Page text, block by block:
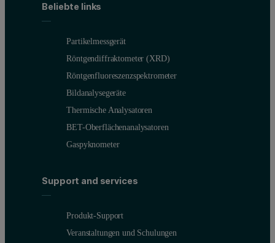
Beliebte links
Partikelmessgerät
Röntgendiffraktometer (XRD)
Röntgenfluoreszenzspektrometer
Bildanalysegeräte
Thermische Analysatoren
BET-Oberflächenanalysatoren
Gaspyknometer
Support and services
Produkt-Support
Veranstaltungen und Schulungen